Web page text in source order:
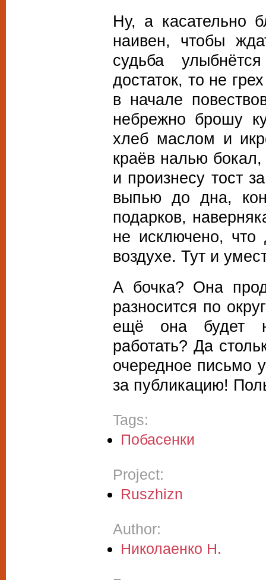
Ну, а касательно
наивен, чтобы
судьба
достаток, то не
в начале
небрежно брошу
хлеб маслом и
краёв налью бокал,
и произнесу тост
выпью до дна,
подарков,
не исключено, что
воздухе. Тут и
А бочка? Она
разносится по
ещё она будет
работать? Да
очередное письмо
за публикацию!
Tags:
Побасенки
Project:
Ruszhizn
Author:
Николаенко Н.